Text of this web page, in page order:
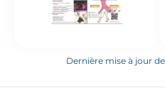
Dernière mise à jour